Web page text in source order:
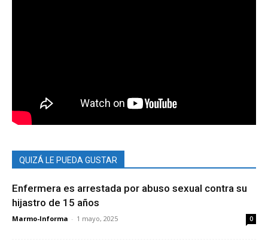
QUIZÁ LE PUEDA GUSTAR
Enfermera es arrestada por abuso sexual contra su
hijastro de 15 años
Marmo-Informa - 1 mayo, 2025 0